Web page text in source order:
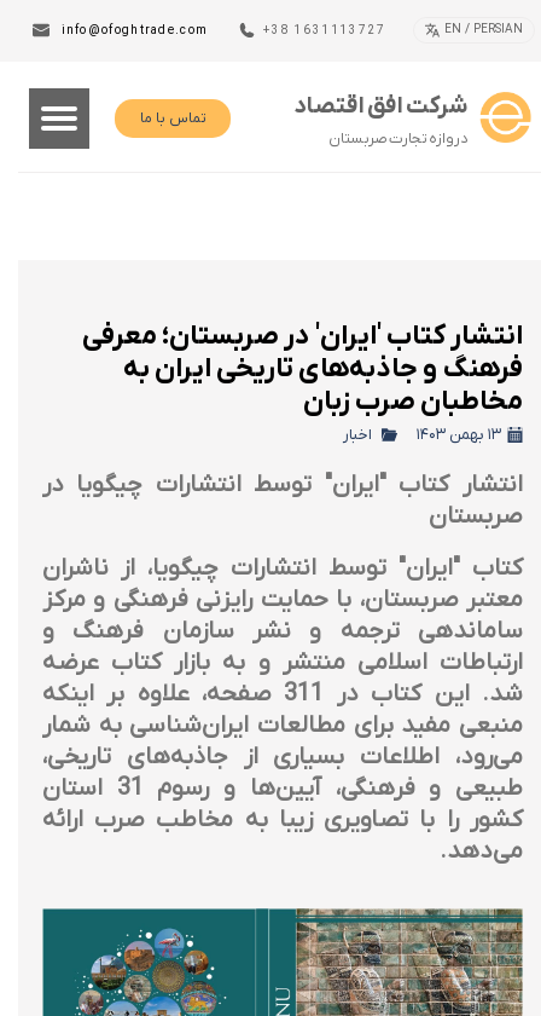
+38 1631113727
info@ofoghtrade.com
شرکت افق اقتصاد
دروازه تجارت صربستان
تماس با ما
EN / PERSIAN
انتشار کتاب 'ایران' در صربستان؛ معرفی
فرهنگ و جاذبه‌های تاریخی ایران به
مخاطبان صرب زبان
۱۳ بهمن ۱۴۰۳ اخبار
انتشار کتاب "ایران" توسط انتشارات چیگویا در
صربستان
کتاب "ایران" توسط انتشارات چیگویا، از ناشران
معتبر صربستان، با حمایت رایزنی فرهنگی و مرکز
ساماندهی ترجمه و نشر سازمان فرهنگ و
ارتباطات اسلامی منتشر و به بازار کتاب عرضه
شد. این کتاب در 311 صفحه، علاوه بر اینکه
منبعی مفید برای مطالعات ایران‌شناسی به شمار
می‌رود، اطلاعات بسیاری از جاذبه‌های تاریخی،
طبیعی و فرهنگی، آیین‌ها و رسوم 31 استان
کشور را با تصاویری زیبا به مخاطب صرب ارائه
می‌دهد.